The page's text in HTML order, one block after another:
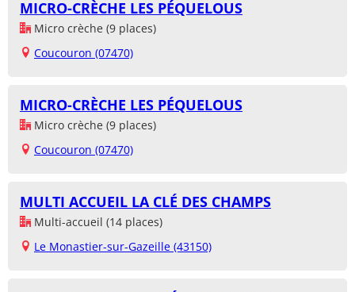
MICRO-CRÈCHE LES PÉQUELOUS
Micro crèche (9 places)
Coucouron (07470)
MICRO-CRÈCHE LES PÉQUELOUS
Micro crèche (9 places)
Coucouron (07470)
MULTI ACCUEIL LA CLÉ DES CHAMPS
Multi-accueil (14 places)
Le Monastier-sur-Gazeille (43150)